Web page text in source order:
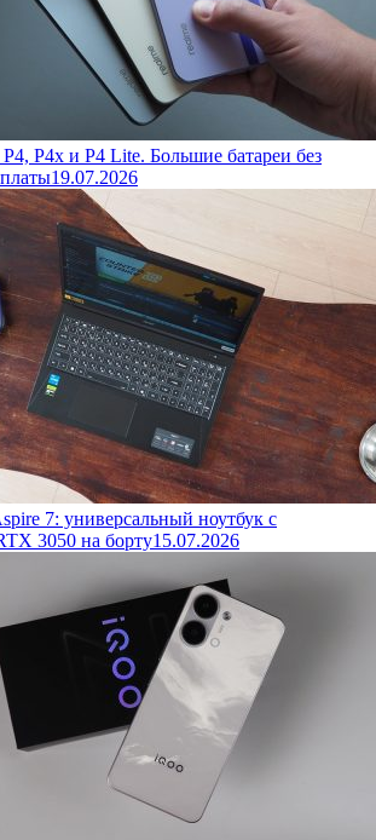
P4x и P4 Lite. Большие батареи без
19.07.2026
7: универсальный ноутбук с
3050 на борту15.07.2026